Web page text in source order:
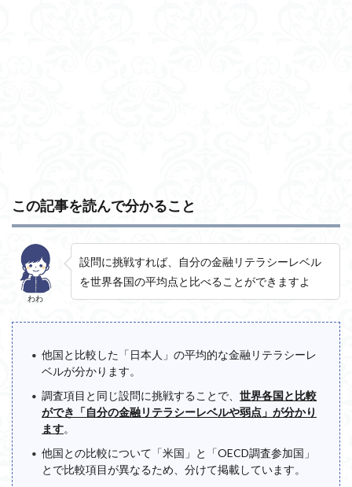
この記事を読んで分かること
わわ
設問に挑戦すれば、自分の金融リテラシーレベル
を世界各国の平均点と比べることができますよ
他国と比較した「日本人」の平均的な金融リテラシーレ
ベルが分かります。
調査項目と同じ設問に挑戦することで、 世界各国と比較
ができ「自分の金融リテラシーレベルや弱点」が分かり
ます。
他国との比較について「米国」と「OECD調査参加国」
とで比較項目が異なるため、分けて掲載しています。